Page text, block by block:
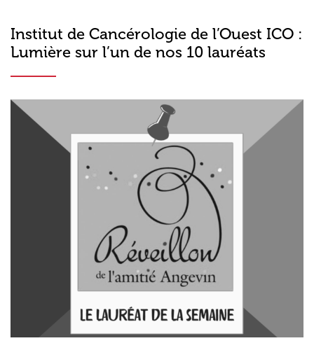
Institut de Cancérologie de l’Ouest ICO :
Lumière sur l’un de nos 10 lauréats